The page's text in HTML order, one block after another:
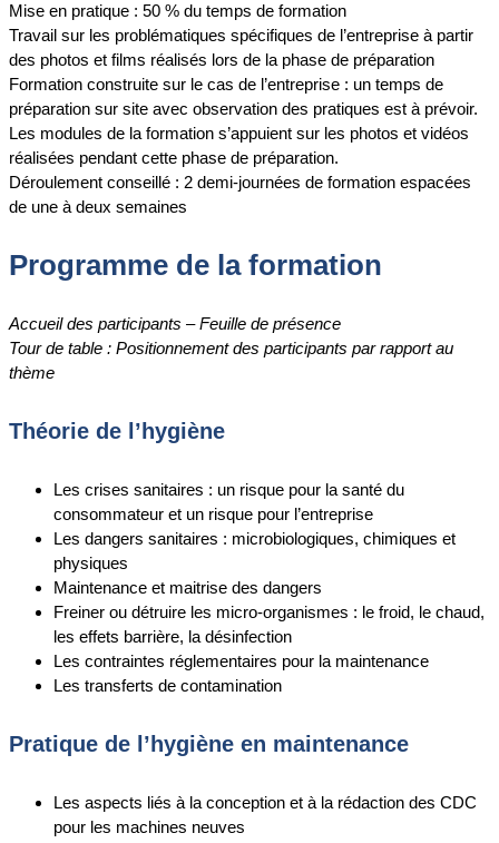
Mise en pratique : 50 % du temps de formation
Travail sur les problématiques spécifiques de l’entreprise à partir
des photos et films réalisés lors de la phase de préparation
Formation construite sur le cas de l’entreprise : un temps de
préparation sur site avec observation des pratiques est à prévoir.
Les modules de la formation s’appuient sur les photos et vidéos
réalisées pendant cette phase de préparation.
Déroulement conseillé : 2 demi-journées de formation espacées
de une à deux semaines
Programme de la formation
Accueil des participants – Feuille de présence
Tour de table : Positionnement des participants par rapport au
thème
Théorie de l’hygiène
Les crises sanitaires : un risque pour la santé du
consommateur et un risque pour l’entreprise
Les dangers sanitaires : microbiologiques, chimiques et
physiques
Maintenance et maitrise des dangers
Freiner ou détruire les micro-organismes : le froid, le chaud,
les effets barrière, la désinfection
Les contraintes réglementaires pour la maintenance
Les transferts de contamination
Pratique de l’hygiène en maintenance
Les aspects liés à la conception et à la rédaction des CDC
pour les machines neuves